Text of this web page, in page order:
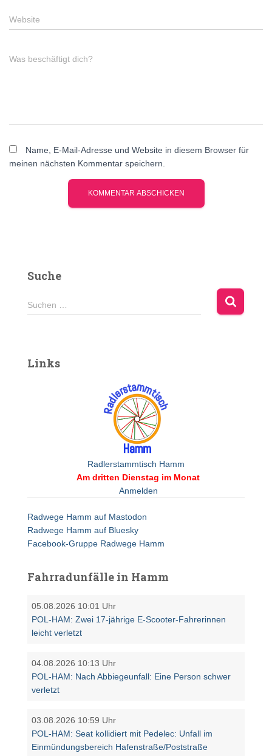
Website
Was beschäftigt dich?
Name, E-Mail-Adresse und Website in diesem Browser für
meinen nächsten Kommentar speichern.
Suche
S
u
n
Suchen …
Links
Radlerstammtisch Hamm
Am dritten Dienstag im Monat
Anmelden
Radwege Hamm auf Mastodon
Radwege Hamm auf Bluesky
Facebook-Gruppe Radwege Hamm
Fahrradunfälle in Hamm
05.08.2026 10:01 Uhr
POL-HAM: Zwei 17-jährige E-Scooter-Fahrerinnen
leicht verletzt
04.08.2026 10:13 Uhr
POL-HAM: Nach Abbiegeunfall: Eine Person schwer
verletzt
03.08.2026 10:59 Uhr
POL-HAM: Seat kollidiert mit Pedelec: Unfall im
Einmündungsbereich Hafenstraße/Poststraße